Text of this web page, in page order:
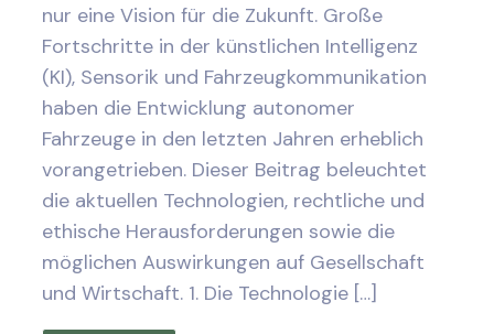
nur eine Vision für die Zukunft. Große
Fortschritte in der künstlichen Intelligenz
(KI), Sensorik und Fahrzeugkommunikation
haben die Entwicklung autonomer
Fahrzeuge in den letzten Jahren erheblich
vorangetrieben. Dieser Beitrag beleuchtet
die aktuellen Technologien, rechtliche und
ethische Herausforderungen sowie die
möglichen Auswirkungen auf Gesellschaft
und Wirtschaft. 1. Die Technologie […]